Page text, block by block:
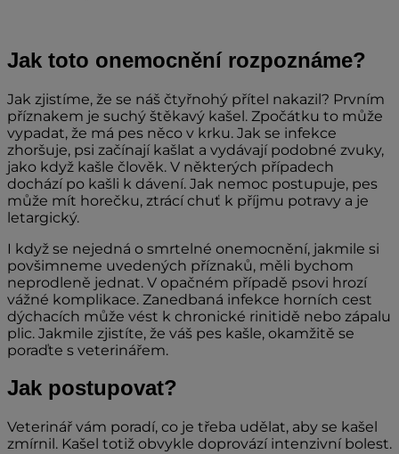
Jak toto onemocnění rozpoznáme?
Jak zjistíme, že se náš čtyřnohý přítel nakazil? Prvním
příznakem je suchý štěkavý kašel. Zpočátku to může
vypadat, že má pes něco v krku. Jak se infekce
zhoršuje, psi začínají kašlat a vydávají podobné zvuky,
jako když kašle člověk. V některých případech
dochází po kašli k dávení. Jak nemoc postupuje, pes
může mít horečku, ztrácí chuť k příjmu potravy a je
letargický.
I když se nejedná o smrtelné onemocnění, jakmile si
povšimneme uvedených příznaků, měli bychom
neprodleně jednat. V opačném případě psovi hrozí
vážné komplikace. Zanedbaná infekce horních cest
dýchacích může vést k chronické rinitidě nebo zápalu
plic. Jakmile zjistíte, že váš pes kašle, okamžitě se
poraďte s veterinářem.
Jak postupovat?
Veterinář vám poradí, co je třeba udělat, aby se kašel
zmírnil. Kašel totiž obvykle doprovází intenzivní bolest.